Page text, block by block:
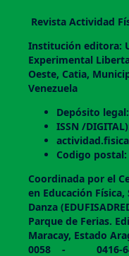
Revista Actividad
Institución editora:
Experimental
Oeste, Catia,
Venezuela
Depósito
ISSN /
Codigo postal:
Coordinada por el
en Educación
Danza
Parque de Ferias.
Maracay, Estado
0058 - 0416-